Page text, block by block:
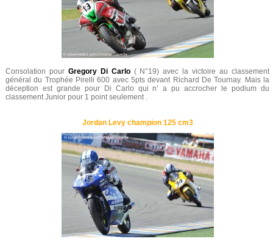
Consolation pour Gregory Di Carlo( N°19) avec la victoire au classement
général du Trophée Pirelli 600 avec 5pts devant Richard De Tournay. Mais la
déception est grande pour Di Carlo qui n’ a pu accrocher le podium du
classement Junior pour 1 point seulement .
Jordan Levy champion 125 cm3